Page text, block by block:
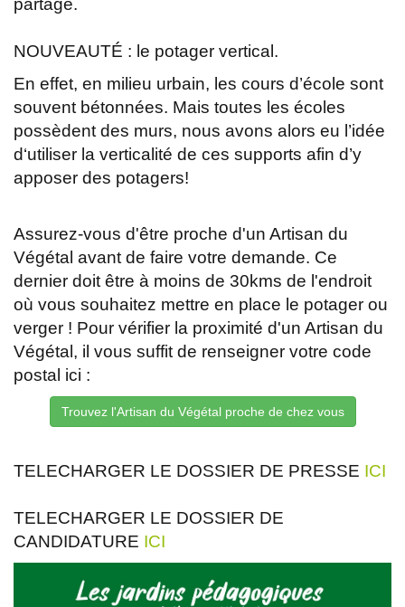
NOUVEAUTÉ : le potager vertical.
En effet, en milieu urbain, les cours d’école sont
souvent bétonnées. Mais toutes les écoles
possèdent des murs, nous avons alors eu l’idée
d‘utiliser la verticalité de ces supports afin d’y
apposer des potagers!
Assurez-vous d'être proche d'un Artisan du
Végétal avant de faire votre demande. Ce
dernier doit être à moins de 30kms de l'endroit
où vous souhaitez mettre en place le potager ou
verger ! Pour vérifier la proximité d'un Artisan du
Végétal, il vous suffit de renseigner votre code
postal ici :
Trouvez l'Artisan du Végétal proche de chez vous
TELECHARGER LE DOSSIER DE PRESSE ICI
TELECHARGER LE DOSSIER DE
CANDIDATURE ICI